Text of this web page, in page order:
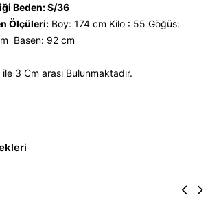
Beden: S/36
Ölçüleri: Boy: 174 cm Kilo : 55 Göğüs:
Basen: 92 cm
3 Cm arası Bulunmaktadır.